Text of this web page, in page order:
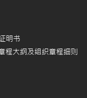
明书
程大纲及组织章程细则